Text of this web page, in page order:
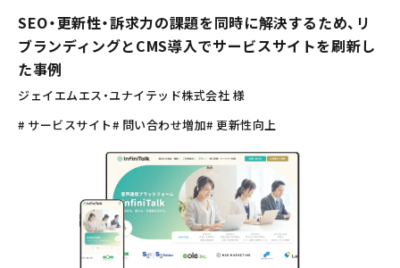
SEO・更新性・訴求力の課題を同時に解決するため、リ
ブランディングとCMS導入でサービスサイトを刷新し
た事例
ジェイエムエス・ユナイテッド株式会社 様
# サービスサイト# 問い合わせ増加# 更新性向上